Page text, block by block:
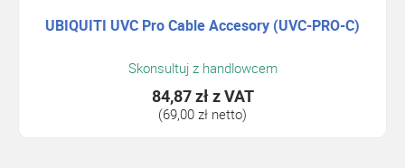
UBIQUITI UVC Pro Cable Accesory (UVC-PRO-C)
Skonsultuj z handlowcem
84,87 złz VAT
(69,00 zł netto)